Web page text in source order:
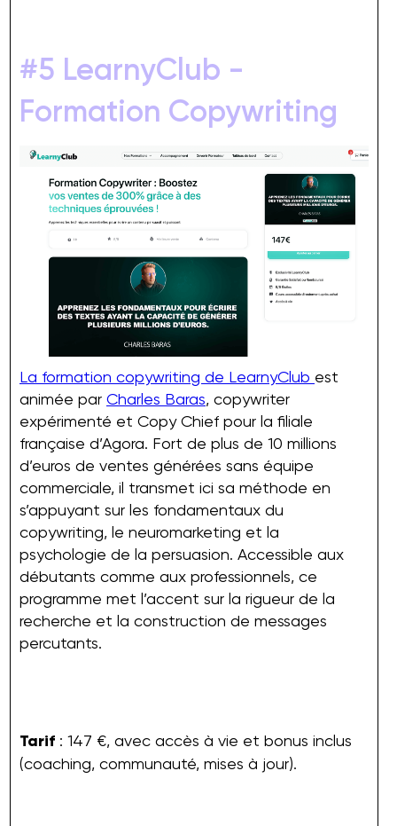
#5 LearnyClub -
Formation Copywriting
La formation copywriting de LearnyClub est
animée par Charles Baras, copywriter
expérimenté et Copy Chief pour la filiale
française d’Agora. Fort de plus de 10 millions
d’euros de ventes générées sans équipe
commerciale, il transmet ici sa méthode en
s’appuyant sur les fondamentaux du
copywriting, le neuromarketing et la
psychologie de la persuasion. Accessible aux
débutants comme aux professionnels, ce
programme met l’accent sur la rigueur de la
recherche et la construction de messages
percutants.
Tarif : 147 €, avec accès à vie et bonus inclus
(coaching, communauté, mises à jour).